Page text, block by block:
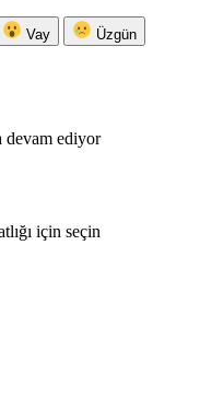
Vay Üzgün
devam ediyor
için seçin